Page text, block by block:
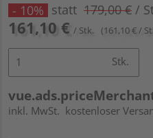
- 10% statt 179,00 € /
161,10 € / Stk. (161,10 € /
Stk.
inkl. MwSt. kostenloser